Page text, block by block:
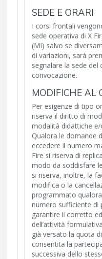
SEDE E ORARI
I corsi frontali
sede operativa di X
(MI) salvo se
di variazioni, sarà
segnalare la sede
convocazione.
MODIFICHE AL
Per esigenze di tipo
riserva il diritto di
modalità didattiche
Qualora le domande
eccedere il numero
Fire si riserva di
modo da soddisfare
si riserva, inoltre, la
modifica o la
programmato
numero sufficiente di
garantire il corretto
dell’attività
già versato la quota
consentita la
successiva dello